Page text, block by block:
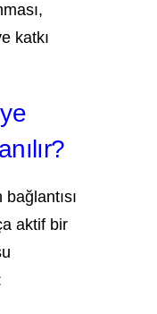
katkı
aktif bir